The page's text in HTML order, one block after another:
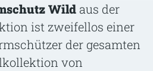
Wild aus der
ist zweifellos einer
der gesamten
von